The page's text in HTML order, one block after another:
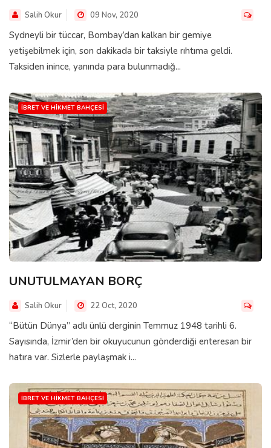
Salih Okur 09 Nov, 2020
Sydneyli bir tüccar, Bombay’dan kalkan bir gemiye
yetişebilmek için, son dakikada bir taksiyle rıhtıma geldi.
Taksiden inince, yanında para bulunmadığ...
İBRET VE HIKMET BAHÇESI
UNUTULMAYAN BORÇ
Salih Okur 22 Oct, 2020
“Bütün Dünya” adlı ünlü derginin Temmuz 1948 tarihli 6.
Sayısında, İzmir’den bir okuyucunun gönderdiği enteresan bir
hatıra var. Sizlerle paylaşmak i...
İBRET VE HIKMET BAHÇESI